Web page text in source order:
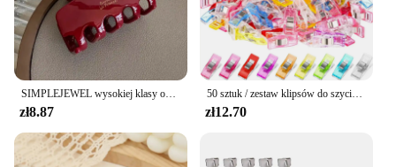
zł8.87
50 sztuk / zestaw klipsów do szycia Kolorowe klipsy Plastikowe rękodzieło Szydełkowanie Knitting Safety Clip Różne kolorowe klipsy do wiązania Papier
zł12.70